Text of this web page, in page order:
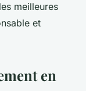
meilleures
et
en